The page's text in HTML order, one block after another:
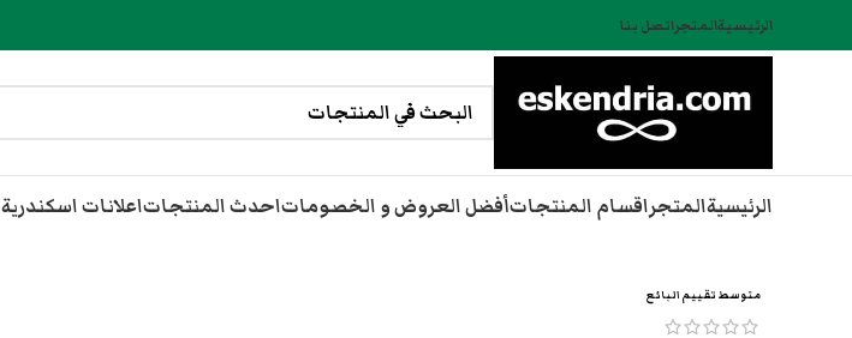
الرئيسيةالمتجراتصل بنا
الرئيسيةالمتجراقسام المنتجاتأفضل العروض و الخصوماتاحدث المنتجاتاعلانات اسكندرية
متوسط تقييم البائع